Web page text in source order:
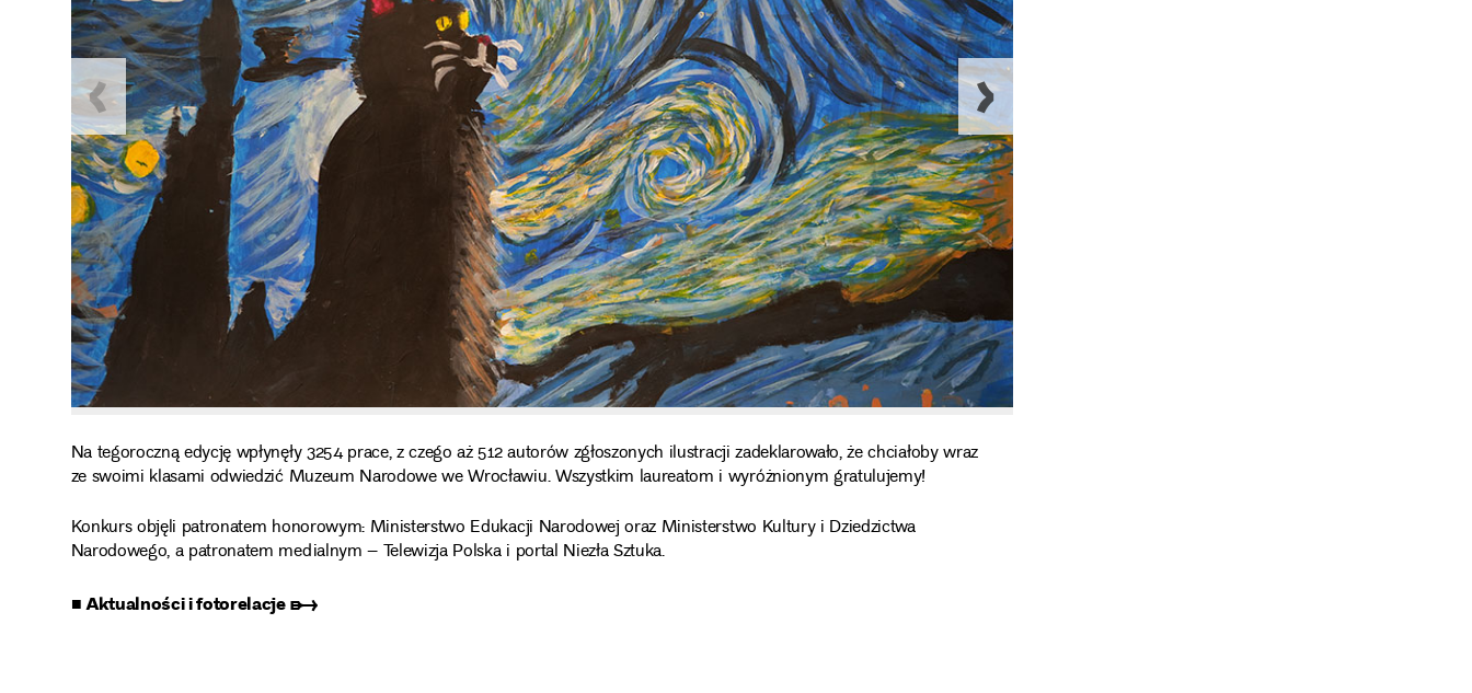
Na tegoroczną edycję wpłynęły 3254 prace, z czego aż 512 autorów zgłoszonych ilustracji zadeklarowało, że chciałoby wraz
ze swoimi klasami odwiedzić Muzeum Narodowe we Wrocławiu. Wszystkim laureatom i wyróżnionym gratulujemy!
Konkurs objęli patronatem honorowym: Ministerstwo Edukacji Narodowej oraz Ministerstwo Kultury i Dziedzictwa
Narodowego, a patronatem medialnym – Telewizja Polska i portal Niezła Sztuka.
■ Aktualności i fotorelacje ➸